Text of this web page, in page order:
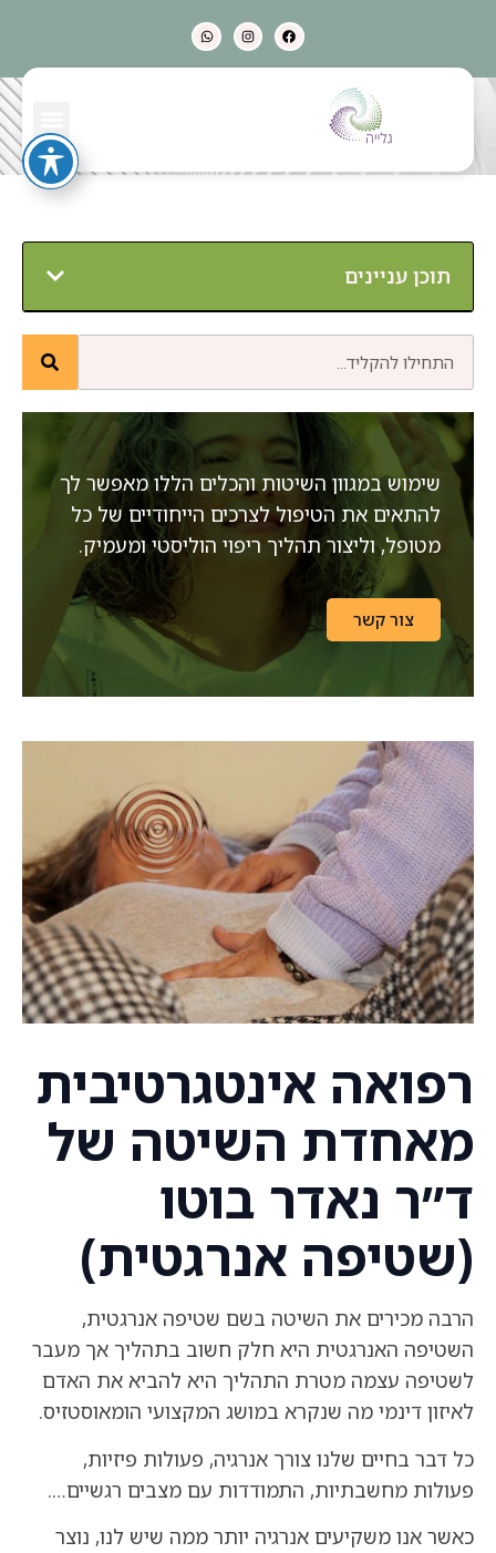
שטיפה אנרגטית
רפואה אינטגרטיבית
מאחדת השיטה של
ד״ר נאדר בוטו
(שטיפה אנרגטית)
הרבה מכירים את השיטה בשם שטיפה אנרגטית,
השטיפה האנרגטית היא חלק חשוב בתהליך אך מעבר
לשטיפה עצמה מטרת התהליך היא להביא את האדם
לאיזון דינמי מה שנקרא במושג המקצועי הומאוסטזיס.
כל דבר בחיים שלנו צורך אנרגיה, פעולות פיזיות,
פעולות מחשבתיות, התמודדות עם מצבים רגשיים….
כאשר אנו משקיעים אנרגיה יותר ממה שיש לנו, נוצר
תוכן עניינים
שימוש במגוון השיטות והכלים הללו מאפשר לך
להתאים את הטיפול לצרכים הייחודיים של כל
מטופל, וליצור תהליך ריפוי הוליסטי ומעמיק.
צור קשר